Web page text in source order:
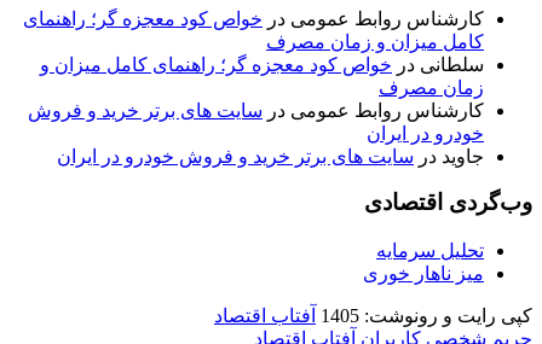
کارشناس روابط عمومی در خواص کود معجزه گر؛ راهنمای
کامل میزان و زمان مصرف
سلطانی در خواص کود معجزه گر؛ راهنمای کامل میزان و
زمان مصرف
کارشناس روابط عمومی در سایت های برتر خرید و فروش
خودرو در ایران
جاوید در سایت های برتر خرید و فروش خودرو در ایران
وب‌گردی اقتصادی
تحلیل سرمایه
میز ناهار خوری
کپی رایت و رونوشت: 1405
آفتاب اقتصاد
حریم شخصی کاربران آفتاب اقتصاد